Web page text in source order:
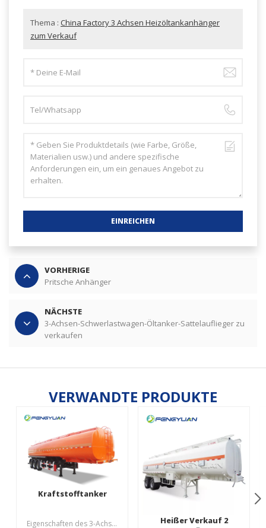
Thema : China Factory 3 Achsen Heizöltankanhänger
zum Verkauf
EINREICHEN
VORHERIGE
Pritsche Anhänger
NÄCHSTE
3-Achsen-Schwerlastwagen-Öltanker-Sattelauflieger zu
verkaufen
VERWANDTE PRODUKTE
Kraftstofftanker
Eigenschaften des 3-Achsen-Kraftstofftankers:1. 3D-Zeichnung und HyperMesh & AnsysNutzen Sie die physikalischen Eigenschaften voll aus, unterstützen Sie eine höhere Leistung und senken Sie die Betriebskosten2. ADR-Standard-API-Adapter: Entscheidend für jedes API-Bodenladesystem, passende 3″- oder 4″-Kupplungen3. API Sockets Optic Support Bottom-Loading-System4. ADR-Standardschacht mit Dampfentlüftung 16″ oder 20″, Aluminiummaterial für eine längere Lebensdauer5. Mehr Sicherheit durch 7% niedrigeren Schwanenhals-Schwerpunkt6. 12 % größeres Volumen durch Laufdesign mit halbelliptischem Querschnitt7. Lange Lebensdauer durch automatisches Lichtbogenschweißen des Tankers
Heißer Verkauf 2